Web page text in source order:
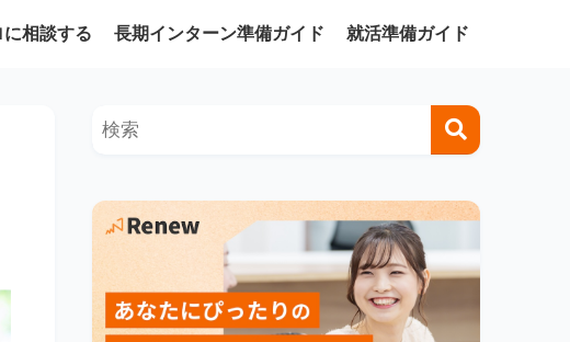
に相談する 長期インターン準備ガイド 就活準備ガイド